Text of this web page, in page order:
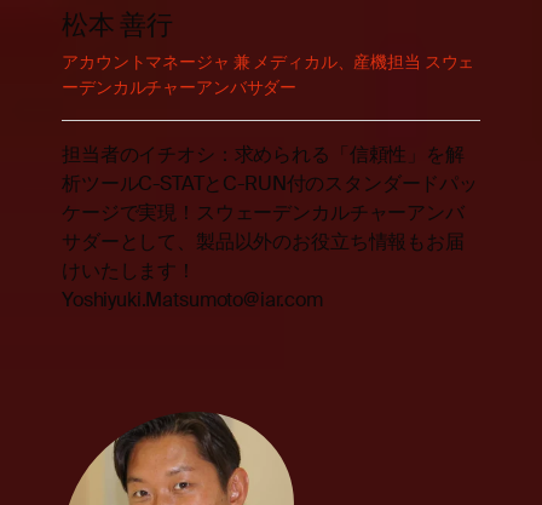
松本 善行
アカウントマネージャ 兼 メディカル、産機担当 スウェ
ーデンカルチャーアンバサダー
担当者のイチオシ：求められる「信頼性」を解
析ツールC-STATとC-RUN付のスタンダードパッ
ケージで実現！スウェーデンカルチャーアンバ
サダーとして、製品以外のお役立ち情報もお届
けいたします！
Yoshiyuki.Matsumoto@iar.com